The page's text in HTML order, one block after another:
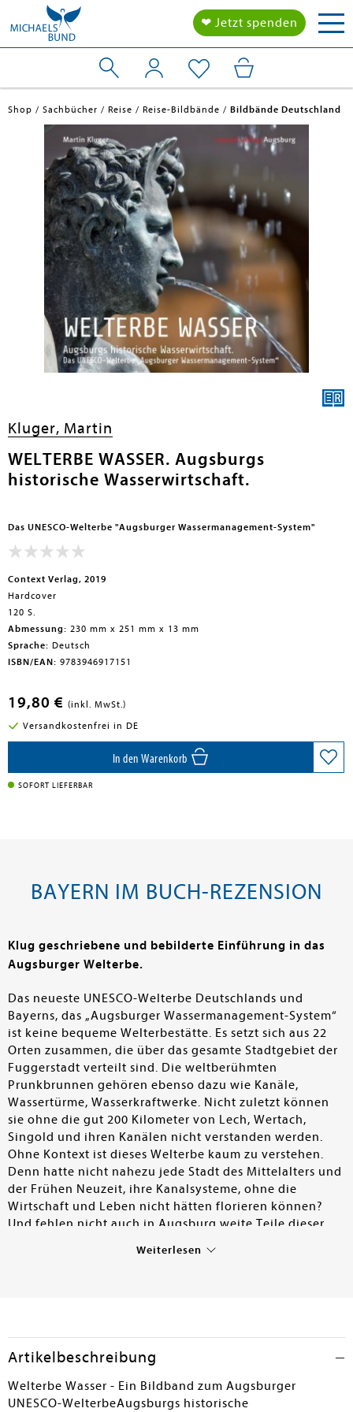
❤ Jetzt spenden
Shop Sachbücher Reise Reise-Bildbände Bildbände Deutschland
Kluger, Martin
WELTERBE WASSER. Augsburgs
historische Wasserwirtschaft.
Das UNESCO-Welterbe "Augsburger Wassermanagement-System"
Context Verlag, 2019
Hardcover
120 S.
Abmessung: 230 mm x 251 mm x 13 mm
Sprache: Deutsch
ISBN/EAN: 9783946917151
19,80 € (inkl. MwSt.)
Versandkostenfrei in DE
In den Warenkorb
SOFORT LIEFERBAR
BAYERN IM BUCH-REZENSION
Klug geschriebene und bebilderte Einführung in das
Augsburger Welterbe.
Das neueste UNESCO-Welterbe Deutschlands und
Bayerns, das „Augsburger Wassermanagement-System“
ist keine bequeme Welterbestätte. Es setzt sich aus 22
Orten zusammen, die über das gesamte Stadtgebiet der
Fuggerstadt verteilt sind. Die weltberühmten
Prunkbrunnen gehören ebenso dazu wie Kanäle,
Wassertürme, Wasserkraftwerke. Nicht zuletzt können
sie ohne die gut 200 Kilometer von Lech, Wertach,
Singold und ihren Kanälen nicht verstanden werden.
Ohne Kontext ist dieses Welterbe kaum zu verstehen.
Denn hatte nicht nahezu jede Stadt des Mittelalters und
der Frühen Neuzeit, ihre Kanalsysteme, ohne die
Wirtschaft und Leben nicht hätten florieren können?
Und fehlen nicht auch in Augsburg weite Teile dieser
etc. sind vielleicht noch in Modellen und
Einführung in das Augsburger Welterbe vor. Klug bettet
er die 22 Orte des Welterbes in den Kontext der
Augsburger Stadtgeschichte ein, erläutert, was erhalten
Weiterlesen
Artikelbeschreibung
Welterbe Wasser - Ein Bildband zum Augsburger
UNESCO-WelterbeAugsburgs historische